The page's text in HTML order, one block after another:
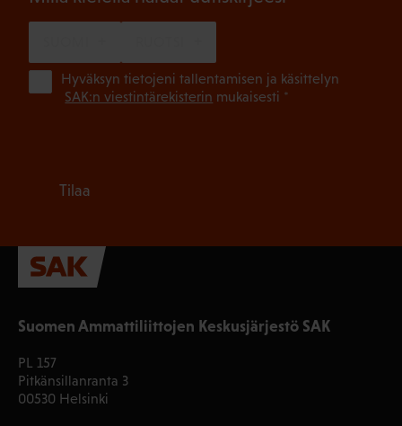
Suomen Ammattiliittojen Keskusjärjestö SAK
PL 157
Pitkänsillanranta 3
00530 Helsinki
Hyväksyn tietojeni tallentamisen ja käsittelyn
SAK:n viestintärekisterin mukaisesti *
Tilaa